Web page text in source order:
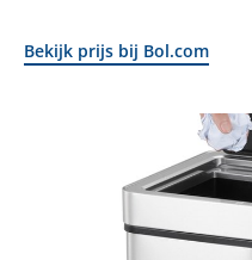
Bekijk prijs bij Bol.com